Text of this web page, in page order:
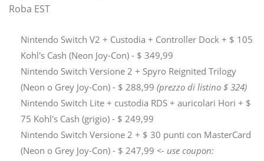
Roba EST
Nintendo Switch V2 + Custodia + Controller Dock + $ 105
Kohl's Cash (Neon Joy-Con) - $ 349,99
Nintendo Switch Versione 2 + Spyro Reignited Trilogy
(Neon o Grey Joy-Con) - $ 288,99 (prezzo di listino $ 324)
Nintendo Switch Lite + custodia RDS + auricolari Hori + $
75 Kohl's Cash (grigio) - $ 249,99
Nintendo Switch Versione 2 + $ 30 punti con MasterCard
(Neon o Grey Joy-Con) - $ 247,99 <- use coupon: